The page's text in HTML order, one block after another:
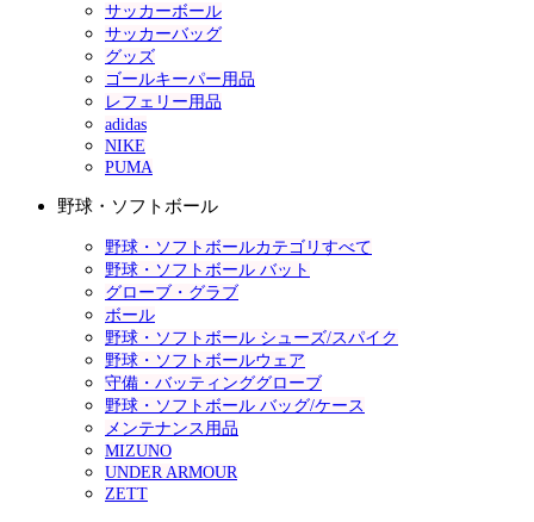
サッカーボール
サッカーバッグ
グッズ
ゴールキーパー用品
レフェリー用品
adidas
NIKE
PUMA
野球・ソフトボール
野球・ソフトボールカテゴリすべて
野球・ソフトボール バット
グローブ・グラブ
ボール
野球・ソフトボール シューズ/スパイク
野球・ソフトボールウェア
守備・バッティンググローブ
野球・ソフトボール バッグ/ケース
メンテナンス用品
MIZUNO
UNDER ARMOUR
ZETT